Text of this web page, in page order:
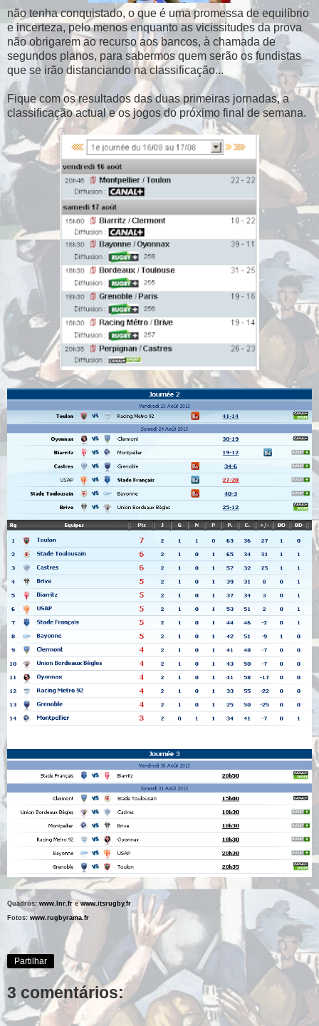
não tenha conquistado, o que é uma promessa de equilíbrio
e incerteza, pelo menos enquanto as vicissitudes da prova
não obrigarem ao recurso aos bancos, à chamada de
segundos planos, para sabermos quem serão os fundistas
que se irão distanciando na classificação...
Fique com os resultados das duas primeiras jornadas, a
classificação actual e os jogos do próximo final de semana.
Quadros: www.lnr.fr ewww.itsrugby.fr
Fotos: www.rugbyrama.fr
Partilhar
3 comentários: